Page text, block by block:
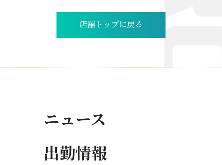
店舗トップに戻る
ニュース
出勤情報